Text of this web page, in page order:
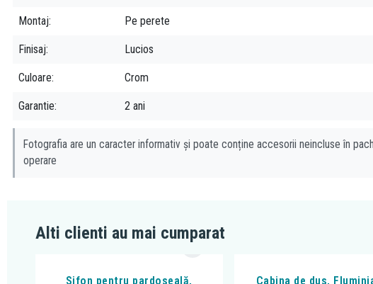
Montaj Pe perete
Finisaj Lucios
Culoare Crom
Garantie 2 ani
Fotografia are un caracter informativ și poate conține accesorii neincluse în
operare
Alti clienti au mai cumparat
Sifon pentru pardoseală,
Cabina de dus,